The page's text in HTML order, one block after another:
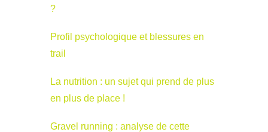
?
Profil psychologique et blessures en
trail
La nutrition : un sujet qui prend de plus
en plus de place !
Gravel running : analyse de cette